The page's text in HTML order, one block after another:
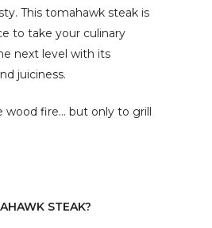
This tomahawk steak is
to take your culinary
next level with its
juiciness.
wood fire… but only to grill
STEAK?